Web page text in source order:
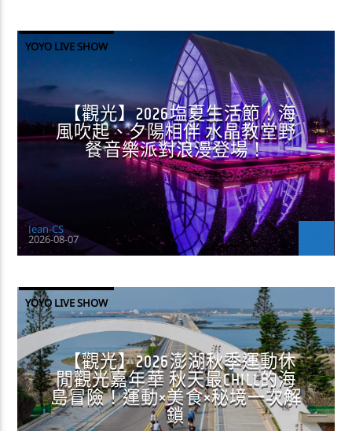
YOYO LIVE SHOW
【觀光】2026塩夏生活節！海
風吹起、夕陽相伴 水晶教堂野
餐音樂派對浪漫登場！
Jean-CS
2026-08-07
YOYO LIVE SHOW
【觀光】2026澎湖秋季運動休
閒觀光嘉年華 秋天最CHILL的海
島冒險！運動×美食×秘境一次解
鎖